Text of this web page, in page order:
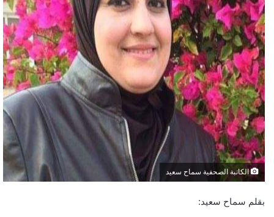
الكاتبة الصحفية سماح سعيد
بقلم سماح سعيد: